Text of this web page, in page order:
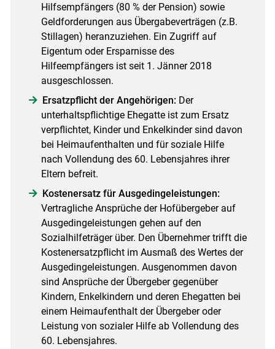
Hilfsempfängers (80 % der Pension) sowie
Geldforderungen aus Übergabeverträgen (z.B.
Stillagen) heranzuziehen. Ein Zugriff auf
Eigentum oder Ersparnisse des
Hilfeempfängers ist seit 1. Jänner 2018
ausgeschlossen.
Ersatzpflicht der Angehörigen: Der
unterhaltspflichtige Ehegatte ist zum Ersatz
verpflichtet, Kinder und Enkelkinder sind davon
bei Heimaufenthalten und für soziale Hilfe
nach Vollendung des 60. Lebensjahres ihrer
Eltern befreit.
Kostenersatz für Ausgedingeleistungen:
Vertragliche Ansprüche der Hofübergeber auf
Ausgedingeleistungen gehen auf den
Sozialhilfeträger über. Den Übernehmer trifft die
Kostenersatzpflicht im Ausmaß des Wertes der
Ausgedingeleistungen. Ausgenommen davon
sind Ansprüche der Übergeber gegenüber
Kindern, Enkelkindern und deren Ehegatten bei
einem Heimaufenthalt der Übergeber oder
Leistung von sozialer Hilfe ab Vollendung des
60. Lebensjahres.